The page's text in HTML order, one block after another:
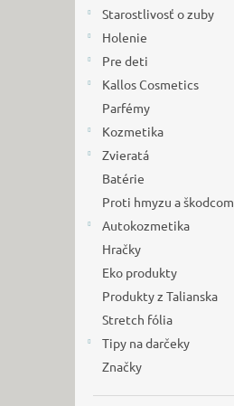
Starostlivosť o zuby
Holenie
Pre deti
Kallos Cosmetics
Parfémy
Kozmetika
Zvieratá
Batérie
Proti hmyzu a škodcom
Autokozmetika
Hračky
Eko produkty
Produkty z Talianska
Stretch fólia
Tipy na darčeky
Značky